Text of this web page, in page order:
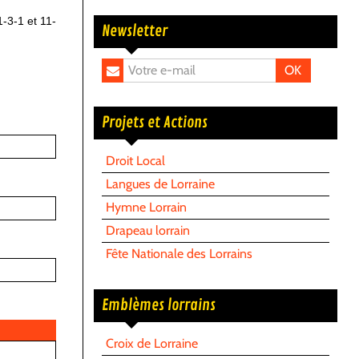
3-1 et 11-
Newsletter
OK
Projets et Actions
Droit Local
Langues de Lorraine
Hymne Lorrain
Drapeau lorrain
Fête Nationale des Lorrains
Emblèmes lorrains
Croix de Lorraine